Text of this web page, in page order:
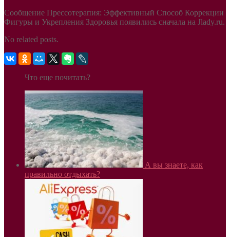
Сообщение Прессотерапия: Эффективный Способ Коррекции
Фигуры и Укрепления Здоровья появились сначала на Jlady.ru.
No related posts.
Что еще почитать?
А вы знаете, как
правильно отдыхать?